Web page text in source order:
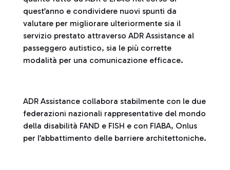
quest’anno e condividere nuovi spunti da
valutare per migliorare ulteriormente sia il
servizio prestato attraverso ADR Assistance al
passeggero autistico, sia le più corrette
modalità per una comunicazione efficace.
ADR Assistance collabora stabilmente con le due
federazioni nazionali rappresentative del mondo
della disabilità FAND e FISH e con FIABA, Onlus
per l’abbattimento delle barriere architettoniche.